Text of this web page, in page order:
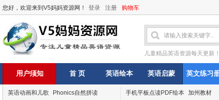
您好，欢迎来到V5妈妈资源网！ 登录 注册 购物车
儿童精品英语资源每天更新
用户须知 首 页 英语绘本 英语启蒙 英文练习
英语动画和儿歌
Phonics自然拼读
手机平板点读PDF绘本 加州教材